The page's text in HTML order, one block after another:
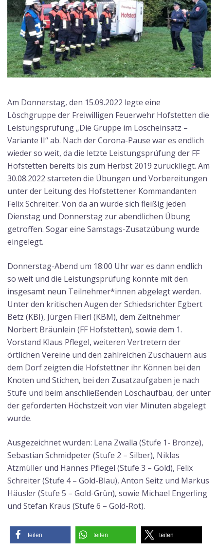
Am Donnerstag, den 15.09.2022 legte eine
Löschgruppe der Freiwilligen Feuerwehr Hofstetten die
Leistungsprüfung „Die Gruppe im Löscheinsatz –
Variante II“ ab. Nach der Corona-Pause war es endlich
wieder so weit, da die letzte Leistungsprüfung der FF
Hofstetten bereits bis zum Herbst 2019 zurückliegt. Am
30.08.2022 starteten die Übungen und Vorbereitungen
unter der Leitung des Hofstettener Kommandanten
Felix Schreiter. Von da an wurde sich fleißig jeden
Dienstag und Donnerstag zur abendlichen Übung
getroffen. Sogar eine Samstags-Zusatzübung wurde
eingelegt.
Donnerstag-Abend um 18:00 Uhr war es dann endlich
so weit und die Leistungsprüfung konnte mit den
insgesamt neun Teilnehmer*innen abgelegt werden.
Unter den kritischen Augen der Schiedsrichter Egbert
Betz (KBI), Jürgen Flierl (KBM), dem Zeitnehmer
Norbert Bräunlein (FF Hofstetten), sowie dem 1.
Vorstand Klaus Pflegel, weiteren Vertretern der
örtlichen Vereine und den zahlreichen Zuschauern aus
dem Dorf zeigten die Hofstettner ihr Können bei den
Knoten und Stichen, bei den Zusatzaufgaben je nach
Stufe und beim anschließenden Löschaufbau, der unter
der geforderten Höchstzeit von vier Minuten abgelegt
wurde.
Ausgezeichnet wurden: Lena Zwalla (Stufe 1- Bronze),
Sebastian Schmidpeter (Stufe 2 – Silber), Niklas
Atzmüller und Hannes Pflegel (Stufe 3 – Gold), Felix
Schreiter (Stufe 4 – Gold-Blau), Anton Seitz und Markus
Häusler (Stufe 5 – Gold-Grün), sowie Michael Engerling
und Stefan Kraus (Stufe 6 – Gold-Rot).
teilen teilen teilen